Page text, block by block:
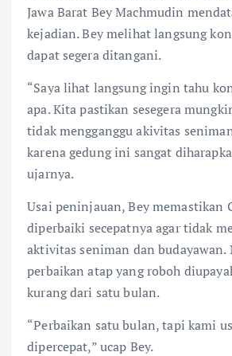
Jawa Barat Bey Machmudin
kejadian. Bey melihat langsung
dapat segera ditangani.
“Saya lihat langsung ingin tahu
apa. Kita pastikan sesegera
tidak mengganggu akivitas
karena gedung ini sangat
ujarnya.
Usai peninjauan, Bey memastikan
diperbaiki secepatnya agar tidak
aktivitas seniman dan budayawan.
perbaikan atap yang roboh
kurang dari satu bulan.
“Perbaikan satu bulan, tapi kami
dipercepat,” ucap Bey.